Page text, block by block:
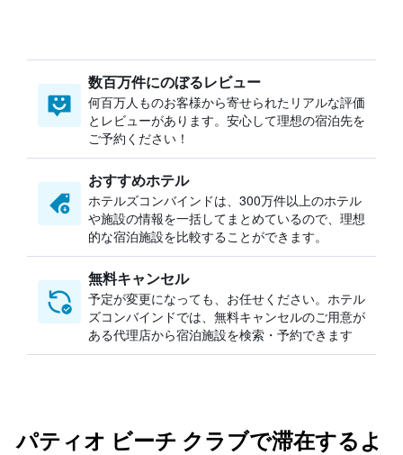
数百万件にのぼるレビュー
何百万人ものお客様から寄せられたリアルな評価
とレビューがあります。安心して理想の宿泊先を
ご予約ください！
おすすめホテル
ホテルズコンバインドは、300万件以上のホテル
や施設の情報を一括してまとめているので、理想
的な宿泊施設を比較することができます。
無料キャンセル
予定が変更になっても、お任せください。ホテル
ズコンバインドでは、無料キャンセルのご用意が
ある代理店から宿泊施設を検索・予約できます
パティオ ビーチ クラブで滞在するよ